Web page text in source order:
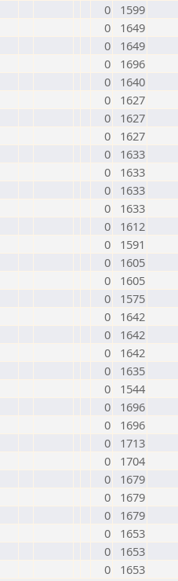
0
1599
0
1649
0
1649
0
1696
0
1640
0
1627
0
1627
0
1627
0
1633
0
1633
0
1633
0
1633
0
1612
0
1591
0
1605
0
1605
0
1575
0
1642
0
1642
0
1642
0
1635
0
1544
0
1696
0
1696
0
1713
0
1704
0
1679
0
1679
0
1679
0
1653
0
1653
0 1653